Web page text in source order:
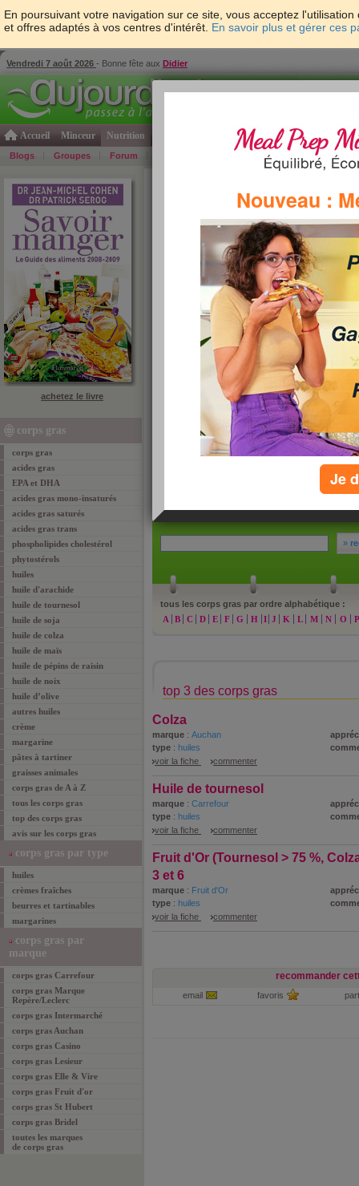
En poursuivant votre navigation sur ce site, vous acceptez
et offres adaptés à vos centres d'intérêt. En savoir plus et gérer ces
Vendredi 7 août 2026 - Bonne fête aux Didier
Accueil Minceur Nutrition Psycho & tests Forme & santé
Blogs Groupes Forum Bons Plans
achetez le livre
corps gras
corps gras
acides gras
EPA et DHA
acides gras mono-insaturés
acides gras saturés
acides gras trans
phospholipides cholestérol
phytostérols
huiles
huile d'arachide
huile de tournesol
huile de soja
huile de colza
huile de maïs
huile de pépins de raisin
huile de noix
huile d’olive
autres huiles
crème
margarine
pâtes à tartiner
graisses animales
corps gras de A à Z
tous les corps gras
top des corps gras
avis sur les corps gras
corps gras par type
huiles
crèmes fraîches
beurres et tartinables
margarines
corps gras par
marque
corps gras Carrefour
corps gras Marque
Repère/Leclerc
corps gras Intermarché
corps gras Auchan
corps gras Casino
corps gras Lesieur
corps gras Elle & Vire
corps gras Fruit d'or
corps gras St Hubert
corps gras Bridel
toutes les marques
de corps gras
acides gras saturés
acides gras saturés, indispensables à la
être fabriqués par l’homme. C’est la raison
d’en consommer en grande quantité. Comme
composés d’un mélange d’acides gras
composition en graisses saturées n’est pas
contient d’acides gras saturés, plus il sera
contiendra, plus il sera fluide, comme l’huile.
augmentent le taux de cholestérol
vasculaires, tel l’infarctus du myocarde.
acides gras saturés se retrouvent aussi bien
monde végétal, même si leur quantité est
Source : Savoir Manger : le guide des
Cohen & Patrick Sérog.
»
tous les corps gras par ordre alphabétique :
A
B C D E F G H I J K L M N O P
top 3 des corps gras
Colza
marque : Auchan
type : huiles
voir la fiche
commenter
Huile de tournesol
marque : Carrefour
type : huiles
voir la fiche
commenter
Fruit d'Or (Tournesol > 75 %,
3 et 6
marque : Fruit d'Or
type : huiles
voir la fiche
commenter
recommander
email favoris
Nouveau :
Je